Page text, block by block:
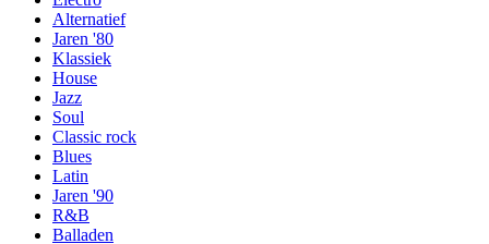
Alternatief
Jaren '80
Klassiek
House
Jazz
Soul
Classic rock
Blues
Latin
Jaren '90
R&B
Balladen